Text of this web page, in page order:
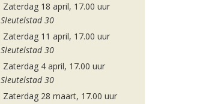
Zaterdag 18 april, 17.00 uur
Sleutelstad 30
Zaterdag 11 april, 17.00 uur
Sleutelstad 30
Zaterdag 4 april, 17.00 uur
Sleutelstad 30
Zaterdag 28 maart, 17.00 uur